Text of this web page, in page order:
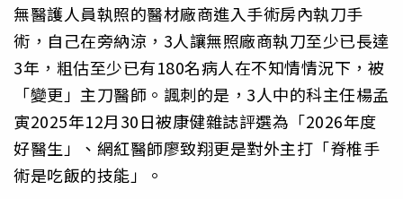
無醫護人員執照的醫材廠商進入手術房內執刀手
術，自己在旁納涼，3人讓無照廠商執刀至少已長達
3年，粗估至少已有180名病人在不知情情況下，被
「變更」主刀醫師。諷刺的是，3人中的科主任楊孟
寅2025年12月30日被康健雜誌評選為「2026年度
好醫生」、網紅醫師廖致翔更是對外主打「脊椎手
術是吃飯的技能」。